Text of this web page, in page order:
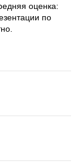
оценка:
по